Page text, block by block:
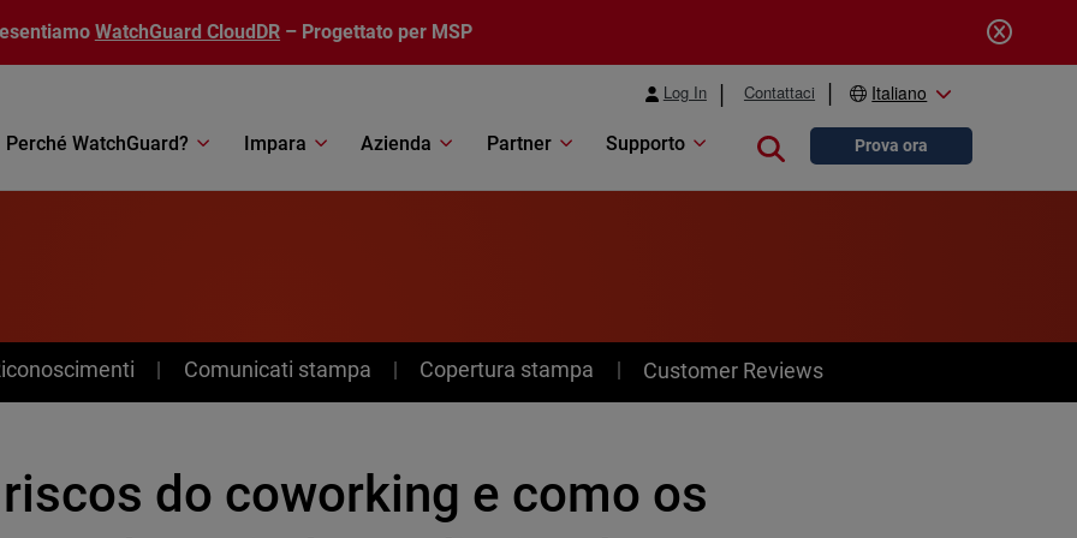
WatchGuard CloudDR – Progettato per MSP
Log In Contattaci Italiano
Perché WatchGuard? Impara Azienda Partner Supporto Close searchProva ora
Comunicati stampa Copertura stampa Customer Reviews
do coworking e como os